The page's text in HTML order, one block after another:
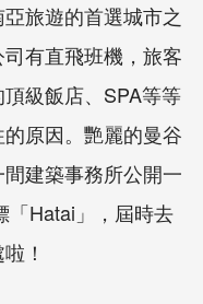
旅遊的首選城市之
有直飛班機，旅客
級飯店、SPA等等
原因。艷麗的曼谷
建築事務所公開一
「Hatai」，屆時去
！